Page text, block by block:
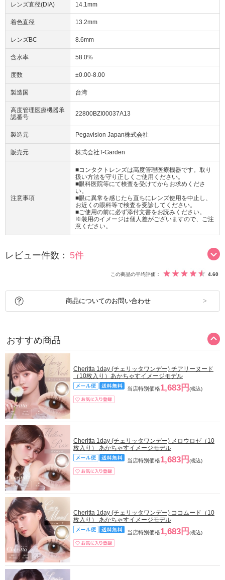
レンズ直径(DIA) 14.1mm
着色直径 13.2mm
レンズBC 8.6mm
含水率 58.0%
度数 ±0.00-8.00
製造国 台湾
高度管理医療機器承
認番号
22800BZI00037A13
製造元 Pegavision Japan株式会社
販売元 株式会社T-Garden
注意事項
■コンタクトレンズは高度管理医療機器です。取り
扱い方法を守り正しくご使用ください。
■眼科医院等にて検査を受けてからお求めくださ
い。
■眼に異常を感じたら直ちにレンズ使用を中止し、
お近くの眼科等で検査を受診してください。
■ご使用の前に必ず添付文書をお読みください。
※装用のイメージは個人差がございますので、ご注
意ください。
レビュー件数： 5件
この商品の平均評価： 4.60
商品についてのお問い合わせ
おすすめ商品
Cheritta 1day (チェリッタワンデー) チアリーヌード
（10枚入り）あかちゃすイメージモデル
当店特別価格1,683円 (税込)
Cheritta 1day (チェリッタワンデー) メロウロゼ（10
枚入り） あかちゃすイメージモデル
当店特別価格1,683円 (税込)
Cheritta 1day (チェリッタワンデー) ココムード（10
枚入り） あかちゃすイメージモデル
当店特別価格1,683円 (税込)